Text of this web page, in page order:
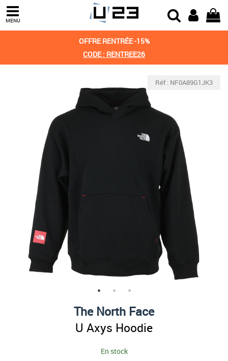
MENU
OFFRE RENTRÉE -15%
CODE : RENTREE26
Réf : NF0A89G1JK3
The North Face
U Axys Hoodie
En stock